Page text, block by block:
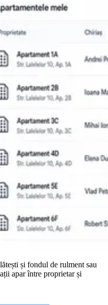
și fondul de rulment sau
apar între proprietar și